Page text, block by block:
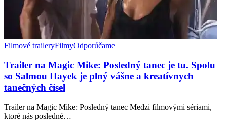
Filmové traileryFilmyOdporúčame
Trailer na Magic Mike: Posledný tanec je tu. Spolu
so Salmou Hayek je plný vášne a kreatívnych
tanečných čísel
Trailer na Magic Mike: Posledný tanec Medzi filmovými sériami,
ktoré nás posledné…